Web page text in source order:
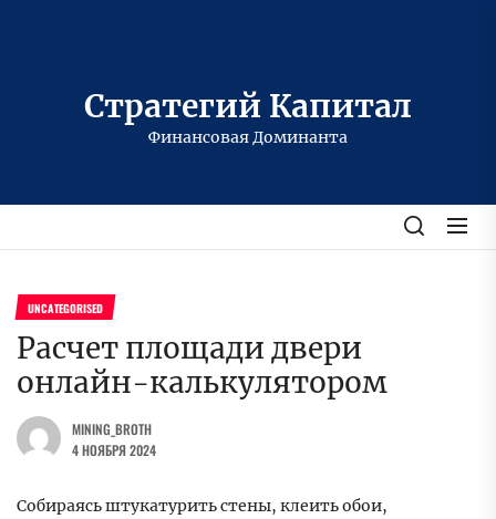
Стратегий Капитал
Финансовая Доминанта
UNCATEGORISED
Расчет площади двери
онлайн-калькулятором
MINING_BROTH
4 НОЯБРЯ 2024
Собираясь штукатурить стены, клеить обои,